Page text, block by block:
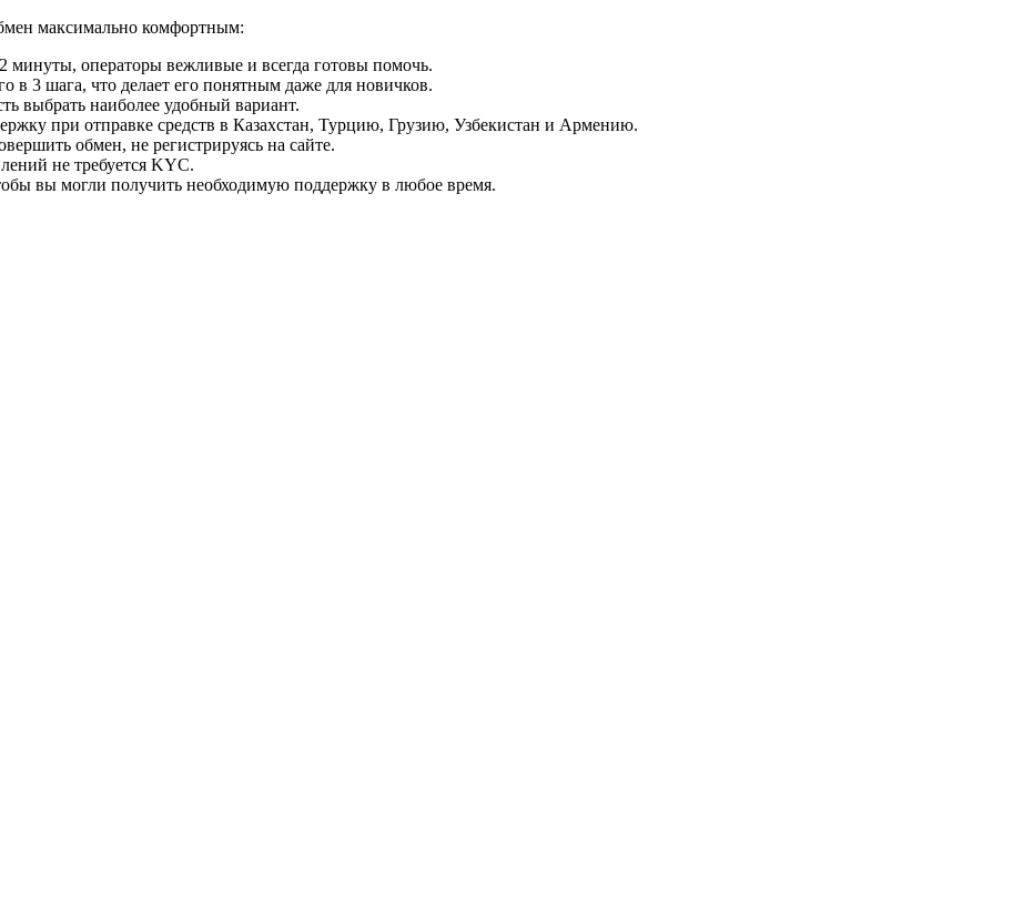
максимально комфортным:
минуты, операторы вежливые и всегда готовы помочь.
в 3 шага, что делает его понятным даже для новичков.
выбрать наиболее удобный вариант.
при отправке средств в Казахстан, Турцию, Грузию, Узбекистан и Армению.
обмен, не регистрируясь на сайте.
не требуется KYC.
вы могли получить необходимую поддержку в любое время.